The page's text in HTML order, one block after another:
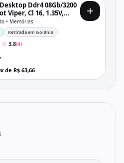
Ddr4 08Gb/3200
Viper, Cl 16, 1.35V,
Preta
• Memórias
Retirada em Goiânia
3,8(4)
de R$ 63,66